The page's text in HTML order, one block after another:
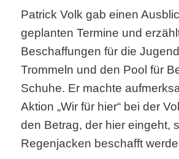
Patrick Volk gab einen
geplanten Termine und
Beschaffungen für die
Trommeln und den Pool für
Schuhe. Er machte
Aktion „Wir für hier“ bei der
den Betrag, der hier eingeht,
Regenjacken beschafft